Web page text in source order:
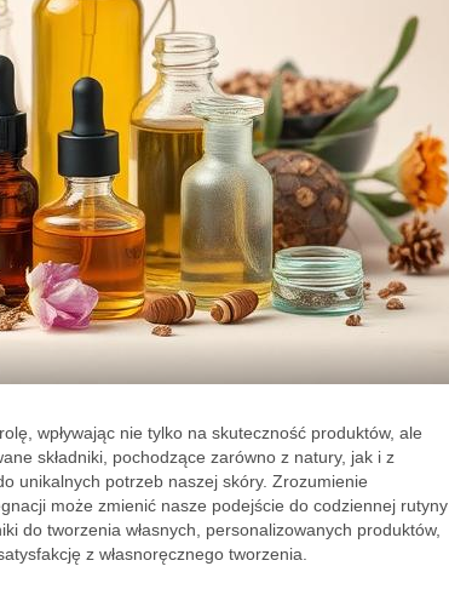
wpływając nie tylko na skuteczność produktów, ale
składniki, pochodzące zarówno z natury, jak i z
unikalnych potrzeb naszej skóry. Zrozumienie
może zmienić nasze podejście do codziennej rutyny
do tworzenia własnych, personalizowanych produktów,
z własnoręcznego tworzenia.